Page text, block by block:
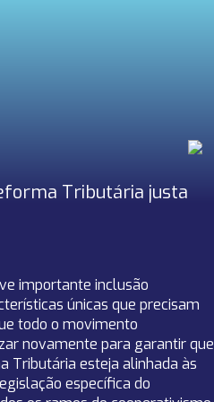
Tributária justa
importante inclusão
únicas que precisam
todo o movimento
novamente para garantir que
Tributária esteja alinhada às
específica do